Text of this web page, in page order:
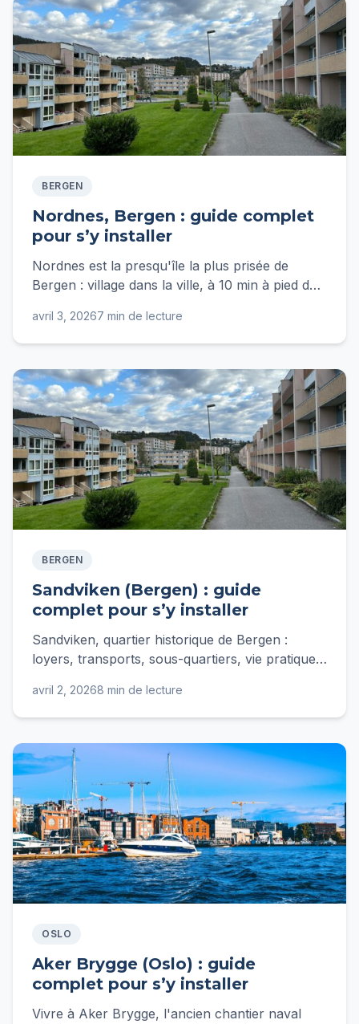
BERGEN
Nordnes, Bergen : guide complet
pour s’y installer
Nordnes est la presqu'île la plus prisée de
Bergen : village dans la ville, à 10 min à pied du
loyers, écoles, transports, budget.
avril 3, 20267 min de lecture
BERGEN
Sandviken (Bergen) : guide
complet pour s’y installer
Sandviken, quartier historique de Bergen :
loyers, transports, sous-quartiers, vie pratique
2026.
avril 2, 20268 min de lecture
OSLO
Aker Brygge (Oslo) : guide
complet pour s’y installer
Vivre à Aker Brygge, l'ancien chantier naval